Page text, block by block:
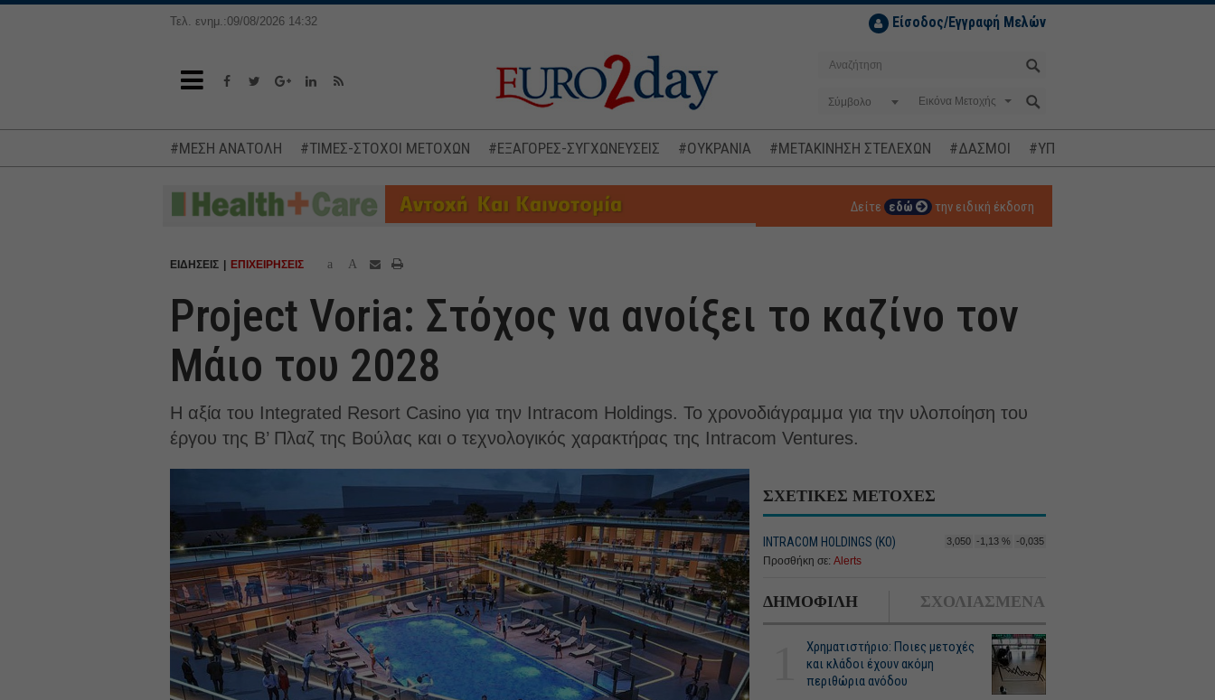
Τελ. ενημ.:09/08/2026 14:32 Είσοδος/Εγγραφή Μελών
Σύμβολο
#ΜΕΣΗ ΑΝΑΤΟΛΗ #ΤΙΜΕΣ-ΣΤΟΧΟΙ ΜΕΤΟΧΩΝ #ΕΞΑΓΟΡΕΣ-ΣΥΓΧΩΝΕΥΣΕΙΣ #ΟΥΚΡΑΝΙΑ #ΜΕΤΑΚΙΝΗΣΗ ΣΤΕΛΕΧΩΝ #ΔΑΣΜΟΙ #ΥΠΟΚΛΟΠΕΣ
Δείτε εδώ την ειδική έκδοση
ΕΙΔΗΣΕΙΣ ΕΠΙΧΕΙΡΗΣΕΙΣ a A
Project Voria: Στόχος να ανοίξει το καζίνο τον
Μάιο του 2028
Η αξία του Integrated Resort Casino για την Intracom Holdings. Το χρονοδιάγραμμα για την υλοποίηση του
έργου της Β’ Πλαζ της Βούλας και ο τεχνολογικός χαρακτήρας της Intracom Ventures.
ΣΧΕΤΙΚΕΣ ΜΕΤΟΧΕΣ
INTRACOM HOLDINGS (ΚΟ) 3,050 -1,13 % -0,035
Προσθήκη σε: Alerts
ΔΗΜΟΦΙΛΗ ΣΧΟΛΙΑΣΜΕΝΑ
Χρηματιστήριο: Ποιες μετοχές
και κλάδοι έχουν ακόμη
περιθώρια ανόδου